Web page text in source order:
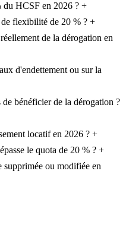
du HCSF en 2026 ? +
flexibilité de 20 % ? +
de la dérogation en
d'endettement ou sur la
bénéficier de la dérogation ?
locatif en 2026 ? +
le quota de 20 % ? +
ou modifiée en